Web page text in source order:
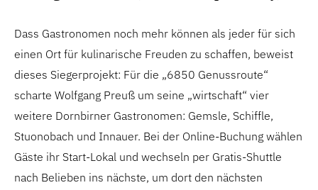
Dass Gastronomen noch mehr können als jeder für sich
einen Ort für kulinarische Freuden zu schaffen, beweist
dieses Siegerprojekt: Für die „6850 Genussroute“
scharte Wolfgang Preuß um seine „wirtschaft“ vier
weitere Dornbirner Gastronomen: Gemsle, Schiffle,
Stuonobach und Innauer. Bei der Online-Buchung wählen
Gäste ihr Start-Lokal und wechseln per Gratis-Shuttle
nach Belieben ins nächste, um dort den nächsten